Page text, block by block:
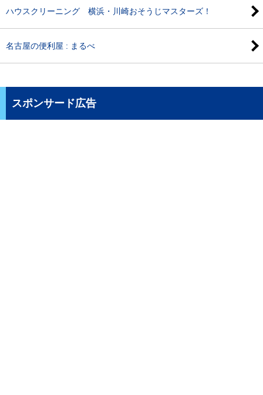
ハウスクリーニング 横浜・川崎おそうじマスターズ！
名古屋の便利屋 : まるべ
スポンサード広告